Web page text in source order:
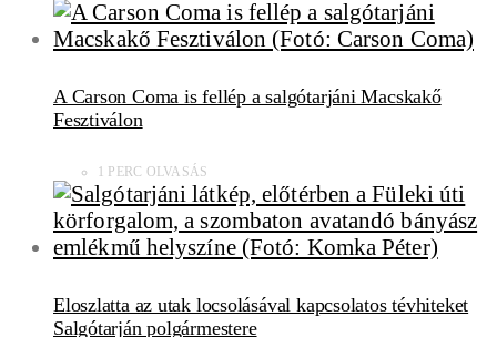
A Carson Coma is fellép a salgótarjáni Macskakő
Fesztiválon
1 PERC OLVASÁS
Eloszlatta az utak locsolásával kapcsolatos tévhiteket
Salgótarján polgármestere